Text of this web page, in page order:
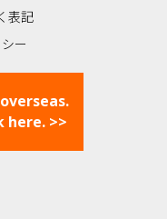
表記
ー
here. >>